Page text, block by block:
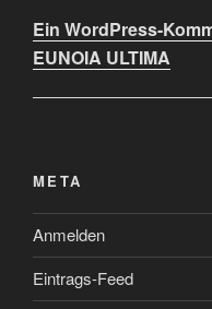
Ein WordPress-
EUNOIA ULTIMA
META
Anmelden
Eintrags-Feed